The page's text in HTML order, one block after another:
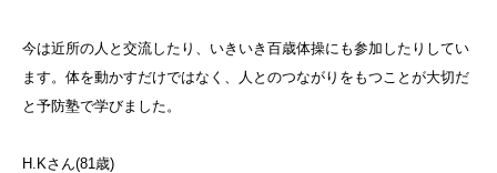
今は近所の人と交流したり、いきいき百歳体操にも参加したりしてい
ます。体を動かすだけではなく、人とのつながりをもつことが大切だ
と予防塾で学びました。
H.Kさん(81歳)